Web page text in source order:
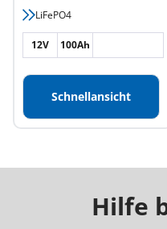
LiFePO4
12V 100Ah
Schnellansicht
Hilfe